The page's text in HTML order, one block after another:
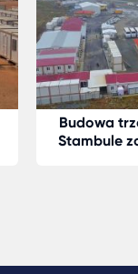
Budowa
Stambule